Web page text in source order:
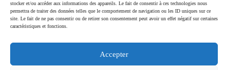
stocker et/ou accéder aux informations des appareils. Le fait de consentir à ces technologies nous
permettra de traiter des données telles que le comportement de navigation ou les ID uniques sur ce
site. Le fait de ne pas consentir ou de retirer son consentement peut avoir un effet négatif sur certaines
caractéristiques et fonctions.
Accepter
GDS 32
05.62.61.79.79
GDS 65
Cité Administrative Reffye
05.62.44.56.90